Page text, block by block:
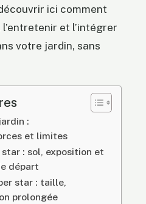
ici comment
et l’intégrer
votre jardin, sans
:
et limites
: sol, exposition et
départ
star : taille,
prolongée